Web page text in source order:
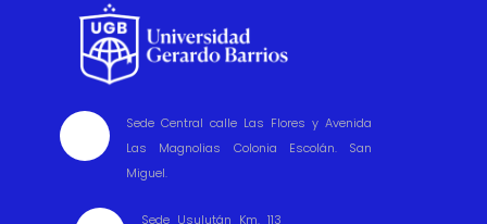
Sede Central calle Las Flores y Avenida
Las Magnolias Colonia Escolán. San
Miguel.
Sede Usulután Km. 113